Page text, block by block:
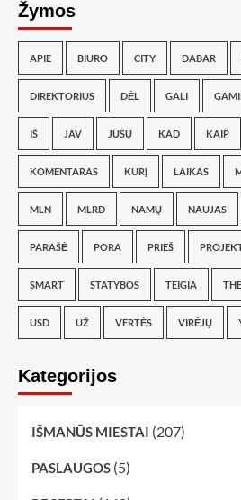
Žymos
APIE BIURO CITY DABAR
DIREKTORIUS DĖL GALI
IŠ JAV JŪSŲ KAD KAIP
KOMENTARAS KURĮ LAIKAS
MLN MLRD NAMŲ NAUJAS
PARAŠĖ PORA PRIEŠ
SMART STATYBOS TEIGIA
USD UŽ VERTĖS VIRĖJŲ
Kategorijos
IŠMANŪS MIESTAI (207)
PASLAUGOS (5)